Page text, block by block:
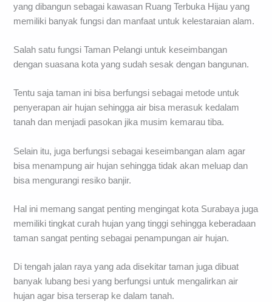
yang dibangun sebagai kawasan Ruang Terbuka Hijau yang
memiliki banyak fungsi dan manfaat untuk kelestaraian alam.
Salah satu fungsi Taman Pelangi untuk keseimbangan
dengan suasana kota yang sudah sesak dengan bangunan.
Tentu saja taman ini bisa berfungsi sebagai metode untuk
penyerapan air hujan sehingga air bisa merasuk kedalam
tanah dan menjadi pasokan jika musim kemarau tiba.
Selain itu, juga berfungsi sebagai keseimbangan alam agar
bisa menampung air hujan sehingga tidak akan meluap dan
bisa mengurangi resiko banjir.
Hal ini memang sangat penting mengingat kota Surabaya juga
memiliki tingkat curah hujan yang tinggi sehingga keberadaan
taman sangat penting sebagai penampungan air hujan.
Di tengah jalan raya yang ada disekitar taman juga dibuat
banyak lubang besi yang berfungsi untuk mengalirkan air
hujan agar bisa terserap ke dalam tanah.